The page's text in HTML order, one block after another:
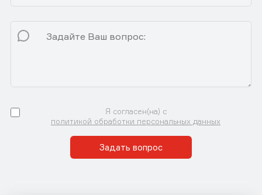
Я согласен(на) с
политикой обработки персональных данных
Задать вопрос